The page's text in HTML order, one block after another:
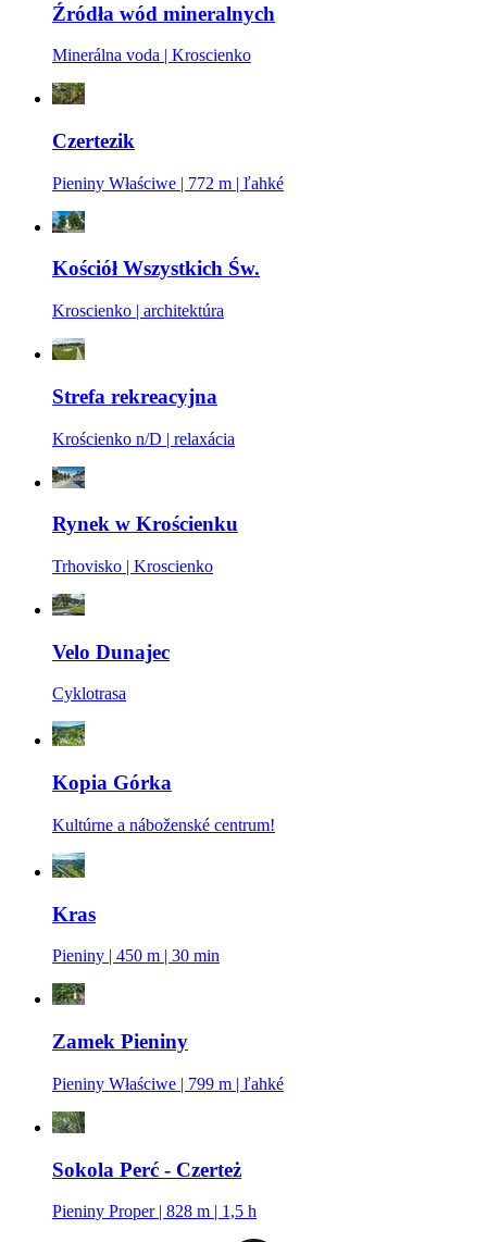
Źródła wód mineralnych
Minerálna voda | Kroscienko
Czertezik
Pieniny Właściwe | 772 m | ľahké
Kościół Wszystkich Św.
Kroscienko | architektúra
Strefa rekreacyjna
Krościenko n/D | relaxácia
Rynek w Krościenku
Trhovisko | Kroscienko
Velo Dunajec
Cyklotrasa
Kopia Górka
Kultúrne a náboženské centrum!
Kras
Pieniny | 450 m | 30 min
Zamek Pieniny
Pieniny Właściwe | 799 m | ľahké
Sokola Perć - Czerteż
Pieniny Proper | 828 m | 1,5 h